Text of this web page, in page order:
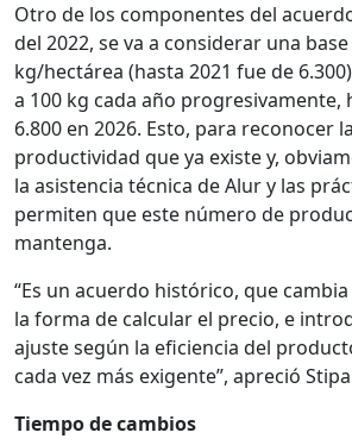
Otro de los componentes del
del 2022, se va a considerar una
kg/hectárea (hasta 2021 fue de
a 100 kg cada año progresivamente,
6.800 en 2026. Esto, para reconocer
productividad que ya existe y,
la asistencia técnica de Alur y las
permiten que este número de
mantenga.
“Es un acuerdo histórico, que
la forma de calcular el precio, e
ajuste según la eficiencia del
cada vez más exigente”, apreció
Tiempo de cambios